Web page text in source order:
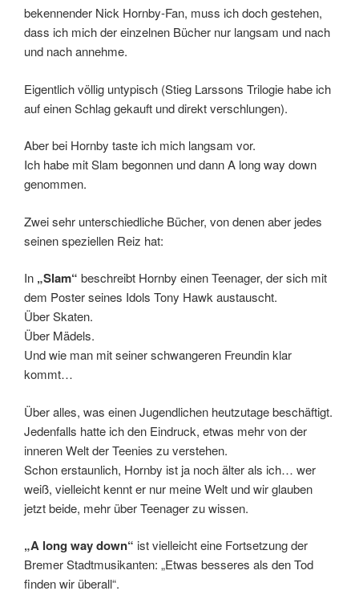
bekennender Nick Hornby-Fan, muss ich doch gestehen,
dass ich mich der einzelnen Bücher nur langsam und nach
und nach annehme.
Eigentlich völlig untypisch (Stieg Larssons Trilogie habe ich
auf einen Schlag gekauft und direkt verschlungen).
Aber bei Hornby taste ich mich langsam vor.
Ich habe mit Slam begonnen und dann A long way down
genommen.
Zwei sehr unterschiedliche Bücher, von denen aber jedes
seinen speziellen Reiz hat:
In „Slam“ beschreibt Hornby einen Teenager, der sich mit
dem Poster seines Idols Tony Hawk austauscht.
Über Skaten.
Über Mädels.
Und wie man mit seiner schwangeren Freundin klar
kommt…
Über alles, was einen Jugendlichen heutzutage beschäftigt.
Jedenfalls hatte ich den Eindruck, etwas mehr von der
inneren Welt der Teenies zu verstehen.
Schon erstaunlich, Hornby ist ja noch älter als ich… wer
weiß, vielleicht kennt er nur meine Welt und wir glauben
jetzt beide, mehr über Teenager zu wissen.
„A long way down“ ist vielleicht eine Fortsetzung der
Bremer Stadtmusikanten: „Etwas besseres als den Tod
finden wir überall“.